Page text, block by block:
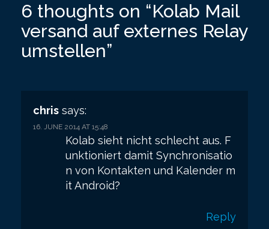
t
n
a
6 thoughts on “Kolab Mail
versand auf externes Relay
umstellen”
chris says:
16. JUNE 2014 AT 15:48
Kolab sieht nicht schlecht aus. F
unktioniert damit Synchronisatio
n von Kontakten und Kalender m
it Android?
Reply